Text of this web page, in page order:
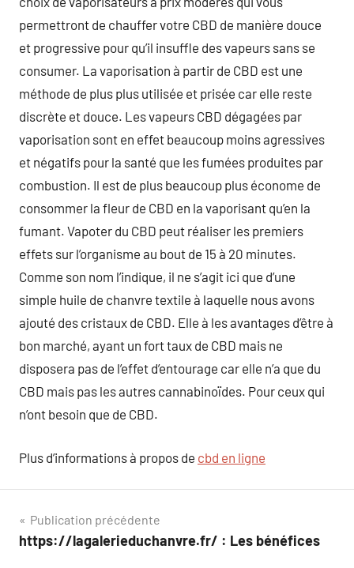
permettront de chauffer votre CBD de manière douce
et progressive pour qu’il insuffle des vapeurs sans se
consumer. La vaporisation à partir de CBD est une
méthode de plus plus utilisée et prisée car elle reste
discrète et douce. Les vapeurs CBD dégagées par
vaporisation sont en effet beaucoup moins agressives
et négatifs pour la santé que les fumées produites par
combustion. Il est de plus beaucoup plus économe de
consommer la fleur de CBD en la vaporisant qu’en la
fumant. Vapoter du CBD peut réaliser les premiers
effets sur l’organisme au bout de 15 à 20 minutes.
Comme son nom l’indique, il ne s’agit ici que d’une
simple huile de chanvre textile à laquelle nous avons
ajouté des cristaux de CBD. Elle à les avantages d’être à
bon marché, ayant un fort taux de CBD mais ne
disposera pas de l’effet d’entourage car elle n’a que du
CBD mais pas les autres cannabinoïdes. Pour ceux qui
n’ont besoin que de CBD.
Plus d’informations à propos de cbd en ligne
Navigation
de
Publication précédente
https://lagalerieduchanvre.fr/ : Les bénéfices